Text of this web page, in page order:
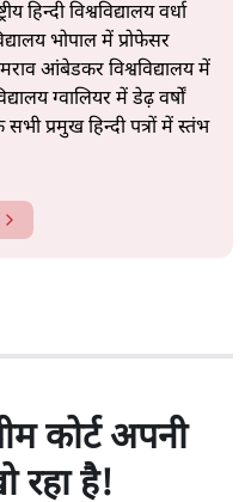
हिन्दी विश्वविद्यालय वर्धा
भोपाल में प्रोफेसर
आंबेडकर विश्वविद्यालय में
ग्वालियर में डेढ़ वर्षों
प्रमुख हिन्दी पत्रों में स्तंभ
कोर्ट अपनी
रहा है!